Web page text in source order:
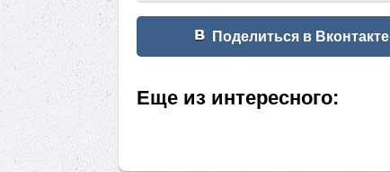
Поделиться в Вконтакте
Еще из интересного: